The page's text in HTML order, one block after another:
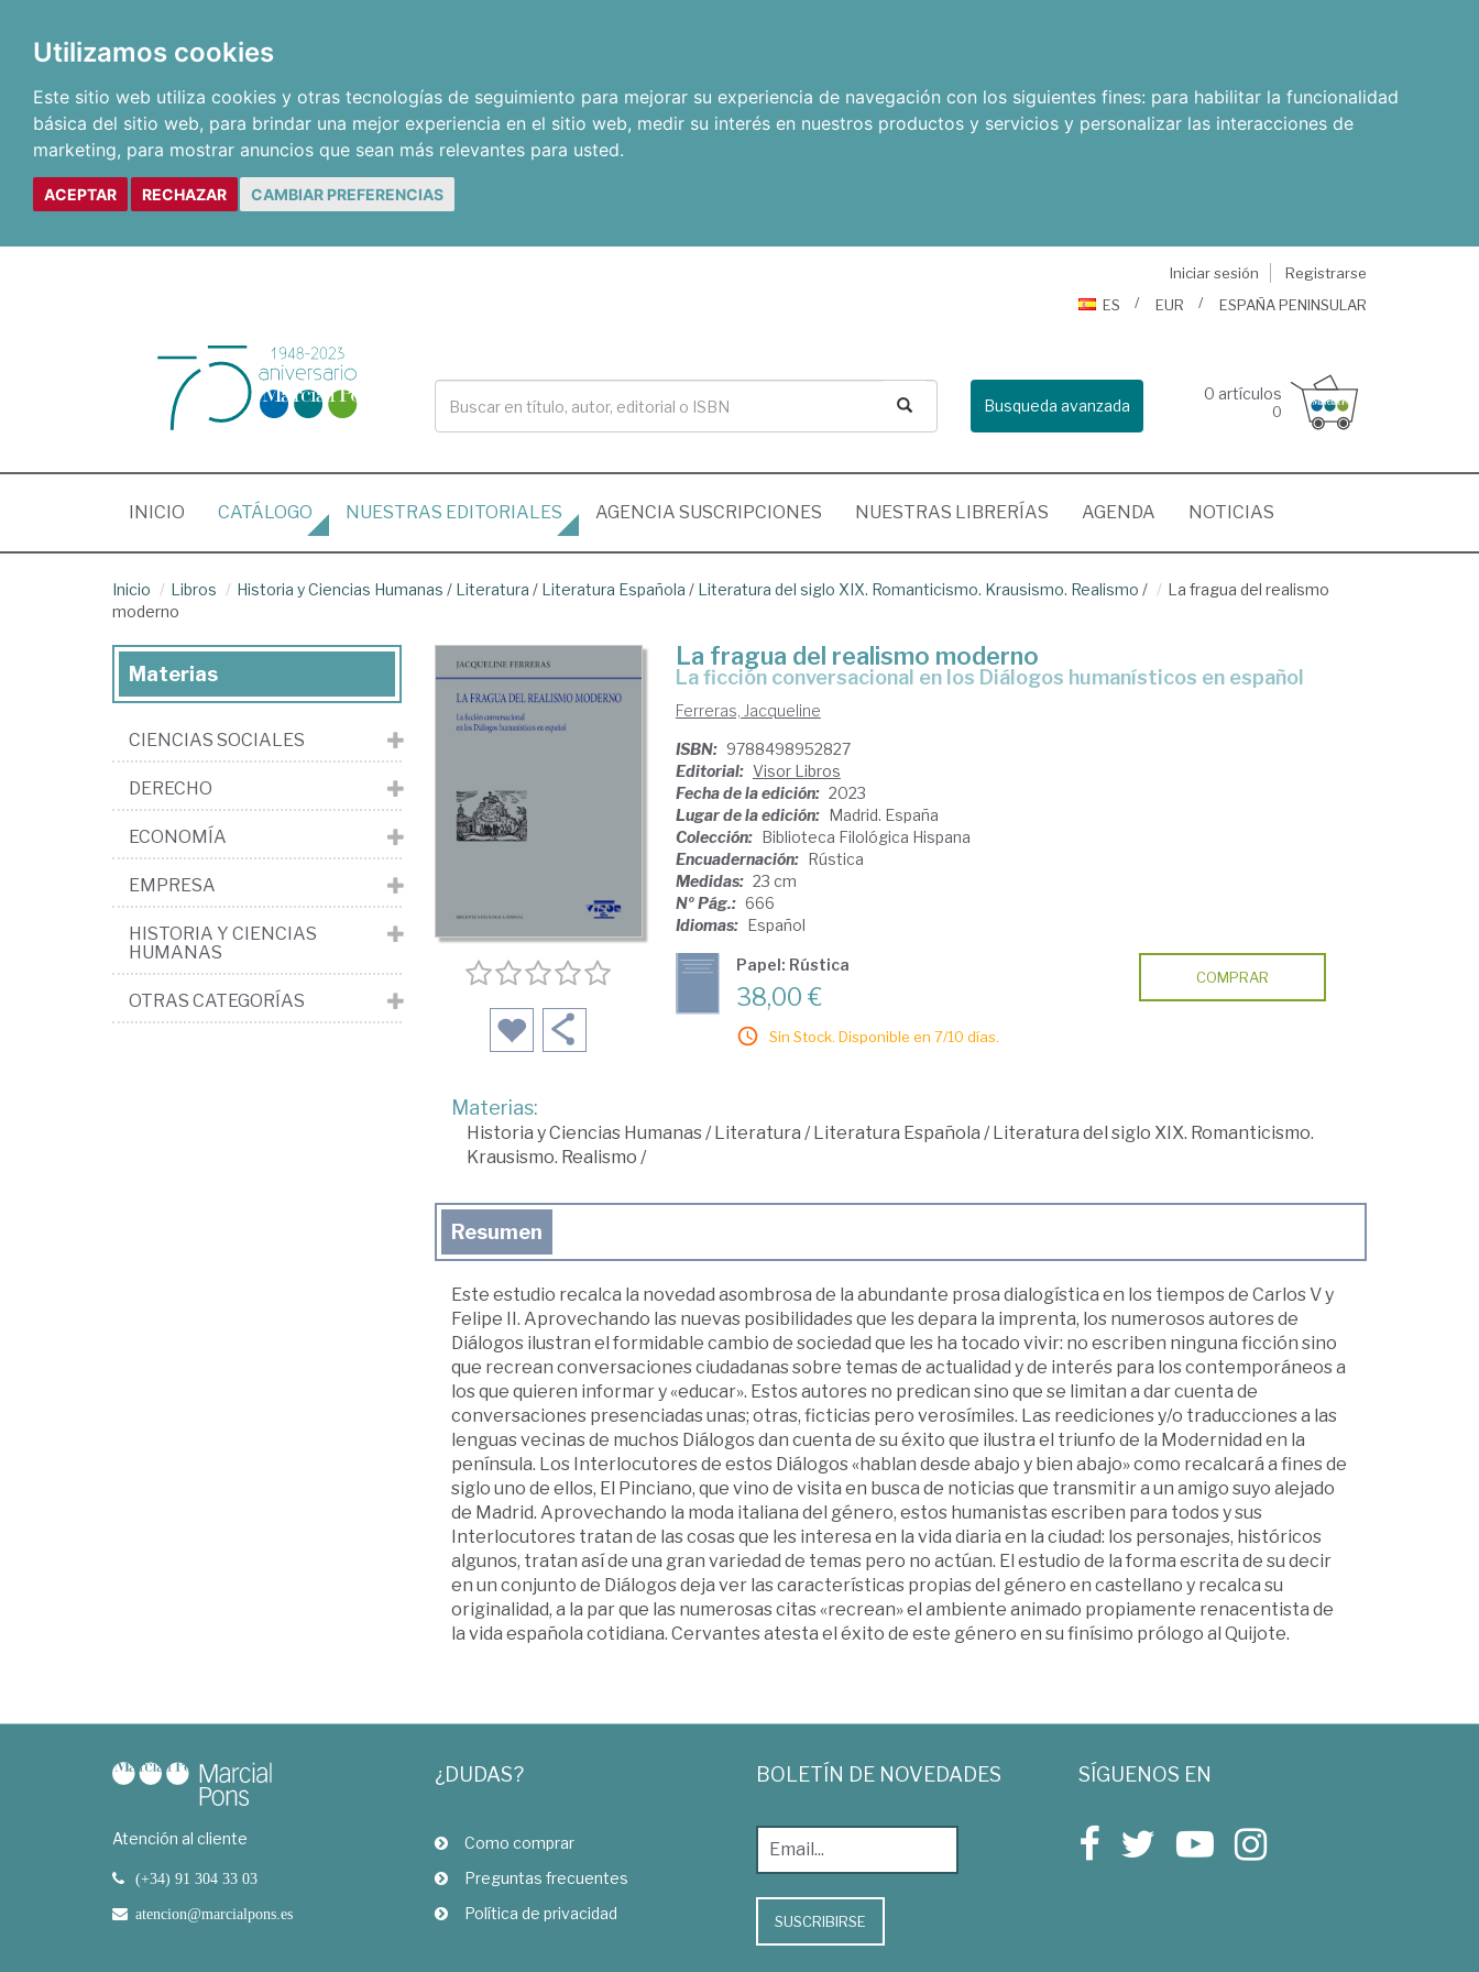
Utilizamos cookies
Este sitio web utiliza cookies y otras tecnologías de seguimiento para mejorar su experiencia de navegación con los siguientes fines: para habilitar la funcionalidad
básica del sitio web, para brindar una mejor experiencia en el sitio web, medir su interés en nuestros productos y servicios y personalizar las interacciones de
marketing, para mostrar anuncios que sean más relevantes para usted.
ACEPTAR RECHAZAR CAMBIAR PREFERENCIAS
Iniciar sesión
Registrarse
ES
EUR ESPAÑA PENINSULAR
Busqueda avanzada
0 artículos
0
INICIO (CURRENT)
CATÁLOGO NUESTRAS EDITORIALES AGENCIA SUSCRIPCIONES NUESTRAS LIBRERÍAS AGENDA NOTICIAS
Inicio Libros Historia y Ciencias Humanas / Literatura / Literatura Española / Literatura del siglo XIX. Romanticismo. Krausismo. Realismo /
La fragua del realismo
moderno
La fragua del realismo moderno
la ficción conversacional en los Diálogos humanísticos en español
Ferreras, Jacqueline
ISBN: 9788498952827
Editorial: Visor Libros
Fecha de la edición: 2023
Lugar de la edición: Madrid. España
Colección: Biblioteca Filológica Hispana
Encuadernación: Rústica
Medidas: 23 cm
Nº Pág.: 666
Idiomas: Español
Papel: Rústica
38,00 €
Sin Stock. Disponible en 7/10 días.
COMPRAR
Materias:
Historia y Ciencias Humanas/Literatura /Literatura Española /Literatura del siglo XIX. Romanticismo.
Krausismo. Realismo /
Resumen
Este estudio recalca la novedad asombrosa de la abundante prosa dialogística en los tiempos de Carlos V y
Felipe II. Aprovechando las nuevas posibilidades que les depara la imprenta, los numerosos autores de
Diálogos ilustran el formidable cambio de sociedad que les ha tocado vivir: no escriben ninguna ficción sino
que recrean conversaciones ciudadanas sobre temas de actualidad y de interés para los contemporáneos a
los que quieren informar y «educar». Estos autores no predican sino que se limitan a dar cuenta de
conversaciones presenciadas unas; otras, ficticias pero verosímiles. Las reediciones y/o traducciones a las
lenguas vecinas de muchos Diálogos dan cuenta de su éxito que ilustra el triunfo de la Modernidad en la
península. Los Interlocutores de estos Diálogos «hablan desde abajo y bien abajo» como recalcará a fines de
siglo uno de ellos, El Pinciano, que vino de visita en busca de noticias que transmitir a un amigo suyo alejado
de Madrid. Aprovechando la moda italiana del género, estos humanistas escriben para todos y sus
Interlocutores tratan de las cosas que les interesa en la vida diaria en la ciudad: los personajes, históricos
algunos, tratan así de una gran variedad de temas pero no actúan. El estudio de la forma escrita de su decir
en un conjunto de Diálogos deja ver las características propias del género en castellano y recalca su
originalidad, a la par que las numerosas citas «recrean» el ambiente animado propiamente renacentista de
la vida española cotidiana. Cervantes atesta el éxito de este género en su finísimo prólogo al Quijote.
Materias
CIENCIAS SOCIALES
DERECHO
ECONOMÍA
EMPRESA
HISTORIA Y CIENCIAS
HUMANAS
OTRAS CATEGORÍAS
Atención al cliente
(+34) 91 304 33 03
atencion@marcialpons.es
¿DUDAS?
Como comprar
Preguntas frecuentes
Política de privacidad
BOLETÍN DE NOVEDADES
SUSCRIBIRSE
SÍGUENOS EN